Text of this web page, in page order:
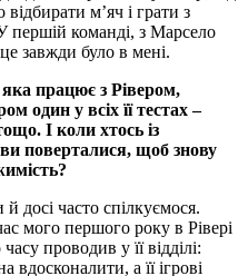
м’яч і грати з
першій команді, з Марсело
завжди було в мені.
яка працює з Рівером,
один у всіх її тестах –
І коли хтось із
поверталися, щоб знову
досі часто спілкуємося.
мого першого року в Рівері
проводив у її відділі:
а її ігрові